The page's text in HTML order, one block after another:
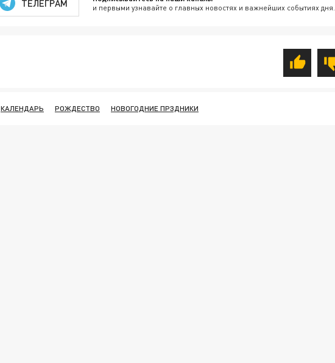
ТЕЛЕГРАМ и первыми узнавайте о главных новостях и важнейших событиях дня.
КАЛЕНДАРЬ РОЖДЕСТВО НОВОГОДНИЕ ПРЗДНИКИ